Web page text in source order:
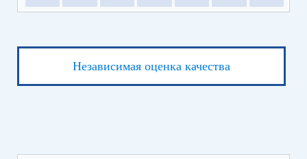
Независимая оценка качества